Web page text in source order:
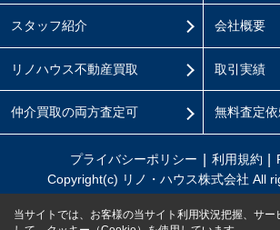
スタッフ紹介
リノハウス不動産買取
仲介買取の両方査定可
会社概要
取引実績
無料査定
プライバシーポリシー 利用規約
Copyright(c) リノ・ハウス株式会社 All
当サイトでは、お客様の当サイト利用状況把握、サー